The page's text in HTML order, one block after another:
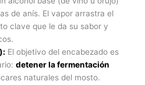
de anís. El vapor arrastra el
clave que le da su sabor y
El objetivo del encabezado es
detener la fermentación
naturales del mosto.